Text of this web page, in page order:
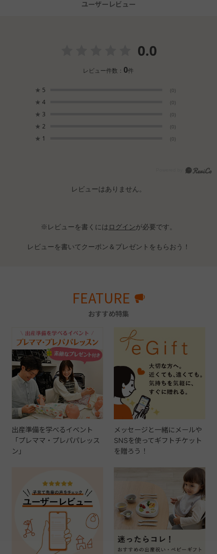
ユーザーレビュー
0.0
レビュー件数：0件
★ 5 (0)
★ 4 (0)
★ 3 (0)
★ 2 (0)
★ 1 (0)
レビューはありません。
※レビューを書くには ログインが必要です。
レビューを書いてクーポン＆プレゼントをもらおう！
FEATURE
おすすめ特集
出産準備を学べるイベント
「プレママ・プレパパレッス
ン」
メッセージと一緒にメールや
SNSを使ってギフトチケット
を贈ろう！